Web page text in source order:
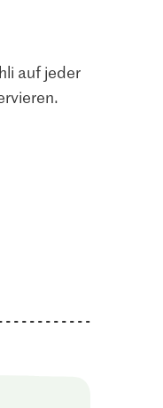
auf jeder